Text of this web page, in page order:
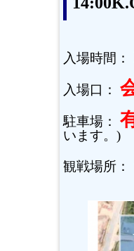
入場時間：
入場口：
駐車場：
います。)
観戦場所：